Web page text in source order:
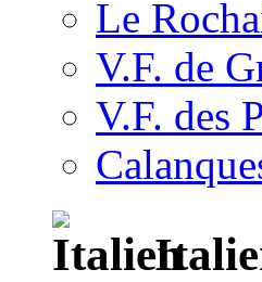
Le
V.F. de
V.F. des